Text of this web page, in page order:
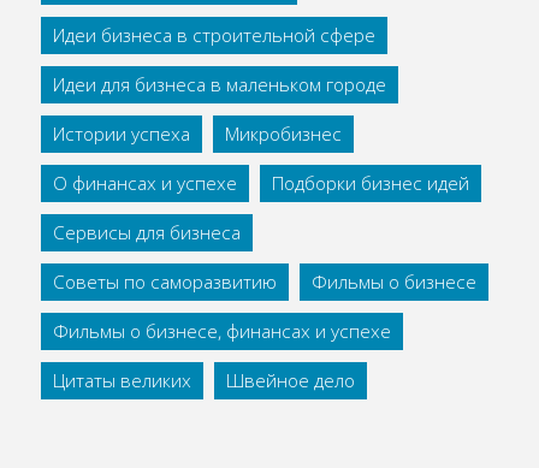
Идеи бизнеса в строительной сфере
Идеи для бизнеса в маленьком городе
Истории успеха
Микробизнес
О финансах и успехе
Подборки бизнес идей
Сервисы для бизнеса
Советы по саморазвитию
Фильмы о бизнесе
Фильмы о бизнесе, финансах и успехе
Цитаты великих
Швейное дело